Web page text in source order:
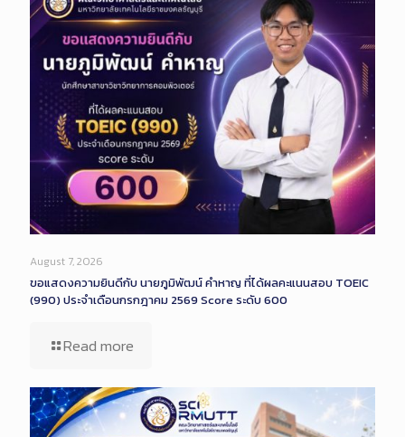
August 7, 2026
ขอแสดงความยินดีกับ นายภูมิพัฒน์ คำหาญ ที่ได้ผลคะแนนสอบ TOEIC
(990) ประจำเดือนกรกฎาคม 2569 Score ระดับ 600
Read more